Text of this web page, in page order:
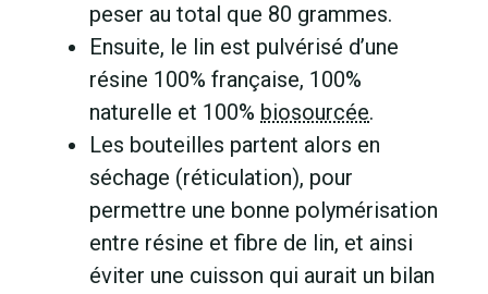
peser au total que 80 grammes.
Ensuite, le lin est pulvérisé d’une
résine 100% française, 100%
naturelle et 100% biosourcée.
Les bouteilles partent alors en
séchage (réticulation), pour
permettre une bonne polymérisation
entre résine et fibre de lin, et ainsi
éviter une cuisson qui aurait un bilan